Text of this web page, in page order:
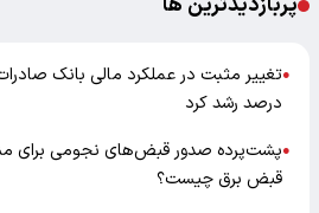
●
درصد رشد کرد
●پشت‌پرده صدور قبض‌های نجومی برای
قبض برق چیست؟